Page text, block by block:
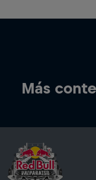
Más